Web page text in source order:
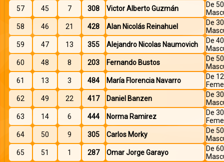
57
45 7 308 Victor Alberto Guzmán
De
58
46 21 428 Alan Nicolás Reinahuel
De
59
47 13 355 Alejandro Nicolas Naumovich
De
60
48 8 203 Fernando Bustos
De
61
13 3 484 María Florencia Navarro
De
62
49 22 417 Daniel Banzen
De
63
14 6 444 Norma Ramirez
De
64
50 9 305 Carlos Morky
De
65
51 1 287 Omar Jorge Garayo
De